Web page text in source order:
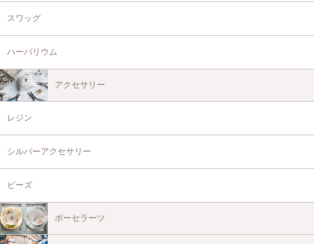
スワッグ
ハーバリウム
アクセサリー
レジン
シルバーアクセサリー
ビーズ
ポーセラーツ